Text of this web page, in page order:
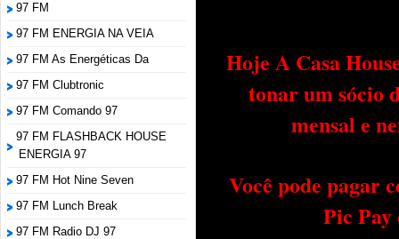
97 FM
97 FM ENERGIA NA VEIA
97 FM As Energéticas Da
97 FM Clubtronic
97 FM Comando 97
97 FM FLASHBACK HOUSE
ENERGIA 97
97 FM Hot Nine Seven
97 FM Lunch Break
97 FM Radio DJ 97
Hoje A Casa
tonar um sócio
mensal e
Você pode pagar
Pic